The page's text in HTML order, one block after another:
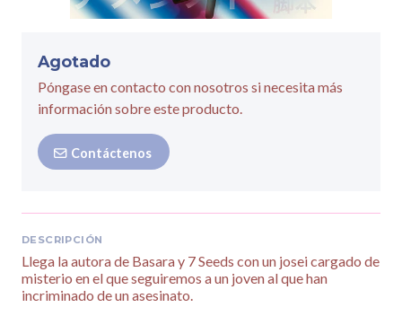
Agotado
Póngase en contacto con nosotros si necesita más
información sobre este producto.
Contáctenos
DESCRIPCIÓN
Llega la autora de Basara y 7 Seeds con un josei cargado de
misterio en el que seguiremos a un joven al que han
incriminado de un asesinato.